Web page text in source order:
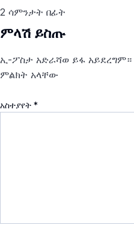
2 ሳምንታት በፊት
ምላሽ ይስጡ
ኢ-ፖስታ አድራሻወ ይፋ አይደረግም።
ምልክት አላቸው
አስተያየት *